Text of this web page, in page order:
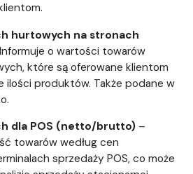
hurtowych na stronach
o wartości towarów
które są oferowane klientom
ilości produktów. Także podane w
dla POS (netto/brutto) –
towarów według cen
sprzedaży POS, co może